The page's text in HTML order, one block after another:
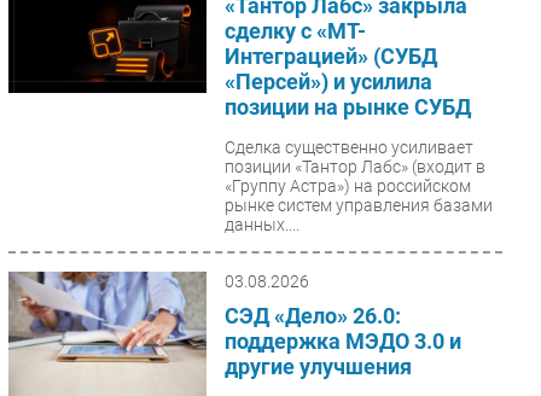
«Тантор Лабс» закрыла
сделку с «МТ-
Интеграцией» (СУБД
«Персей») и усилила
позиции на рынке СУБД
Сделка существенно усиливает
позиции «Тантор Лабс» (входит в
«Группу Астра») на российском
рынке систем управления базами
данных....
03.08.2026
СЭД «Дело» 26.0:
поддержка МЭДО 3.0 и
другие улучшения